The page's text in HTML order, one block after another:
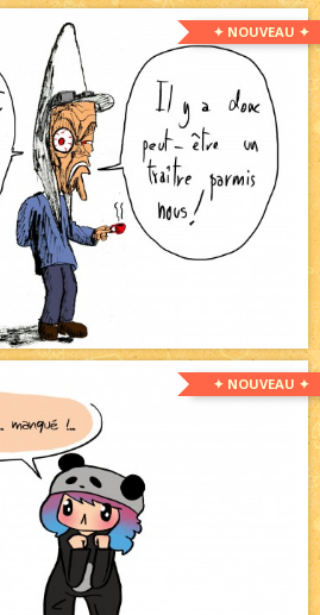
✦ NOUVEAU ✦
✦ NOUVEAU ✦